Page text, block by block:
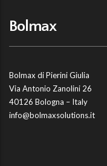
Bolmax
Bolmax di Pierini Giulia
Via Antonio Zanolini 26
40126 Bologna – Italy
info@bolmaxsolutions.it